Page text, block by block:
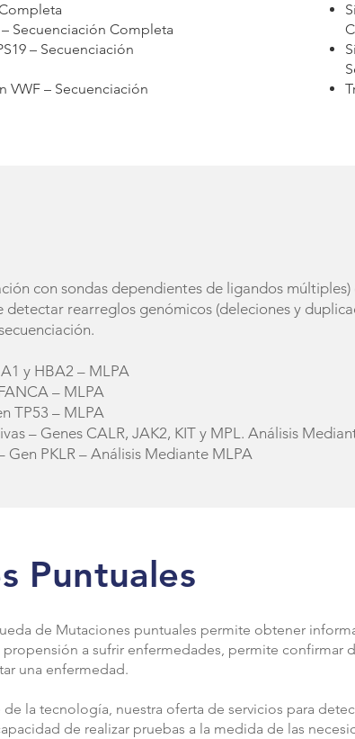
Secuenciación Completa
– Secuenciación
VWF – Secuenciación
con sondas dependientes de ligandos
rearreglos genómicos (deleciones y
y HBA2 – MLPA
– MLPA
TP53 – MLPA
– Genes CALR, JAK2, KIT y MPL. Análisis
Gen PKLR – Análisis Mediante MLPA
Puntuales
de Mutaciones puntuales permite obtener
a sufrir enfermedades, permite confirmar
una enfermedad.
la tecnología, nuestra oferta de servicios para
de realizar pruebas a la medida de las